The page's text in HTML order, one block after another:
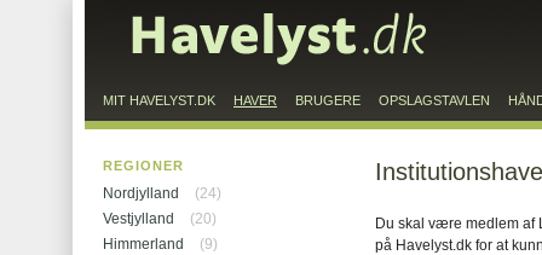
Du skal være medlem af
på Havelyst.dk for at
REGIONER
Nordjylland
(24)
Vestjylland
(20)
Himmerland
(9)
MIT HAVELYST.DK HAVER BRUGERE OPSLAGSTAVLEN